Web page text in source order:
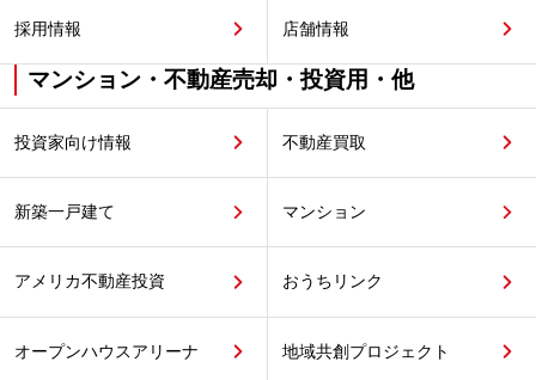
採用情報 店舗情報
マンション・不動産売却・投資用・他
投資家向け情報 不動産買取
新築一戸建て マンション
アメリカ不動産投資 おうちリンク
オープンハウスアリーナ 地域共創プロジェクト